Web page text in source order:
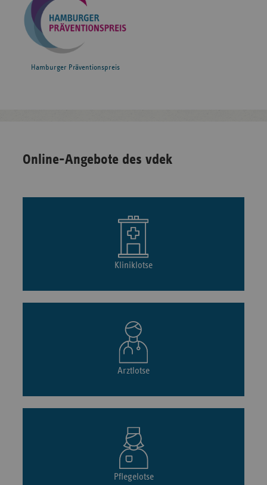
Hamburger Präventionspreis
Online-Angebote des vdek
Kliniklotse
Arztlotse
Pflegelotse